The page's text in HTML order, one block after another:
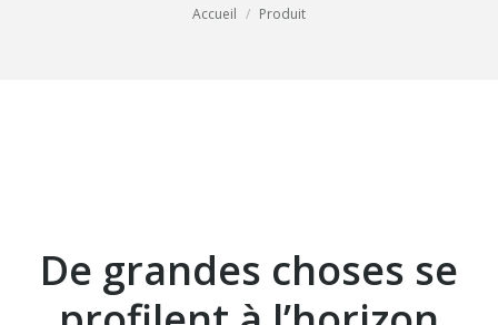
Accueil Produit
De grandes choses se